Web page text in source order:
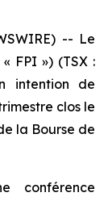
-- Le
FPI ») (TSX :
intention de
clos le
la Bourse de
conférence